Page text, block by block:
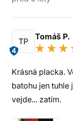
TP
4
Tomáš P.
Krásná placka.
batohu jen tuhle
vejde... zatím.